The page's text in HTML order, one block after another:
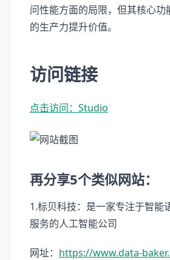
问性能方面的局限，但其核心功
的生产力提升价值。
访问链接
点击访问：Studio
再分享5个类似网站：
1.标贝科技：是一家专注于智能
服务的人工智能公司
网址： https://www.data-